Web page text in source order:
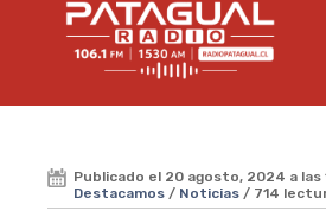
Publicado el 20 agosto, 2024 a las
Destacamos / Noticias / 714